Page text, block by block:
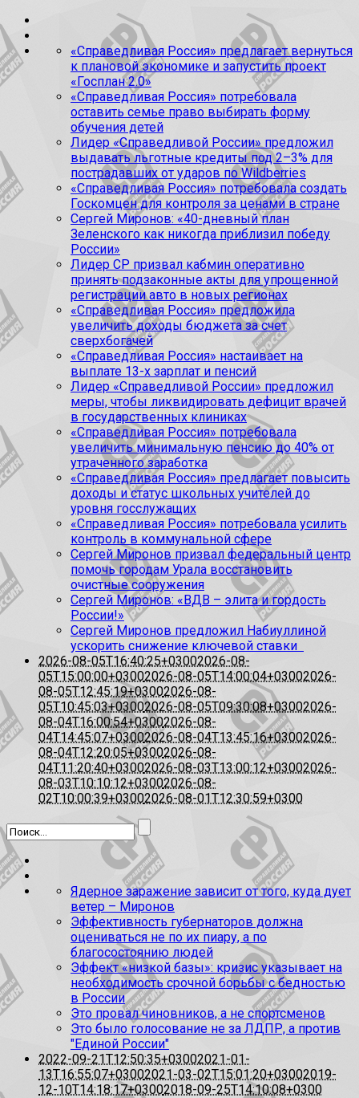
«Справедливая Россия» предлагает вернуться
к плановой экономике и запустить проект
«Госплан 2.0»
«Справедливая Россия» потребовала
оставить семье право выбирать форму
обучения детей
Лидер «Справедливой России» предложил
выдавать льготные кредиты под 2–3% для
пострадавших от ударов по Wildberries
«Справедливая Россия» потребовала создать
Госкомцен для контроля за ценами в стране
Сергей Миронов: «40-дневный план
Зеленского как никогда приблизил победу
России»
Лидер СР призвал кабмин оперативно
принять подзаконные акты для упрощенной
регистрации авто в новых регионах
«Справедливая Россия» предложила
увеличить доходы бюджета за счет
сверхбогачей
«Справедливая Россия» настаивает на
выплате 13-х зарплат и пенсий
Лидер «Справедливой России» предложил
меры, чтобы ликвидировать дефицит врачей
в государственных клиниках
«Справедливая Россия» потребовала
увеличить минимальную пенсию до 40% от
утраченного заработка
«Справедливая Россия» предлагает повысить
доходы и статус школьных учителей до
уровня госслужащих
«Справедливая Россия» потребовала усилить
контроль в коммунальной сфере
Сергей Миронов призвал федеральный центр
помочь городам Урала восстановить
очистные сооружения
Сергей Миронов: «ВДВ – элита и гордость
России!»
Сергей Миронов предложил Набиуллиной
ускорить снижение ключевой ставки
2026-08-05T16:40:25+03002026-08-
05T15:00:00+03002026-08-05T14:00:04+03002026-
08-05T12:45:19+03002026-08-
05T10:45:03+03002026-08-05T09:30:08+03002026-
08-04T16:00:54+03002026-08-
04T14:45:07+03002026-08-04T13:45:16+03002026-
08-04T12:20:05+03002026-08-
04T11:20:40+03002026-08-03T13:00:12+03002026-
08-03T10:10:12+03002026-08-
02T10:00:39+03002026-08-01T12:30:59+0300
Ядерное заражение зависит от того, куда дует
ветер – Миронов
Эффективность губернаторов должна
оцениваться не по их пиару, а по
благосостоянию людей
Эффект «низкой базы»: кризис указывает на
необходимость срочной борьбы с бедностью
в России
Это провал чиновников, а не спортсменов
Это было голосование не за ЛДПР, а против
"Единой России"
2022-09-21T12:50:35+03002021-01-
13T16:55:07+03002021-03-02T15:01:20+03002019-
12-10T14:18:17+03002018-09-25T14:10:08+0300